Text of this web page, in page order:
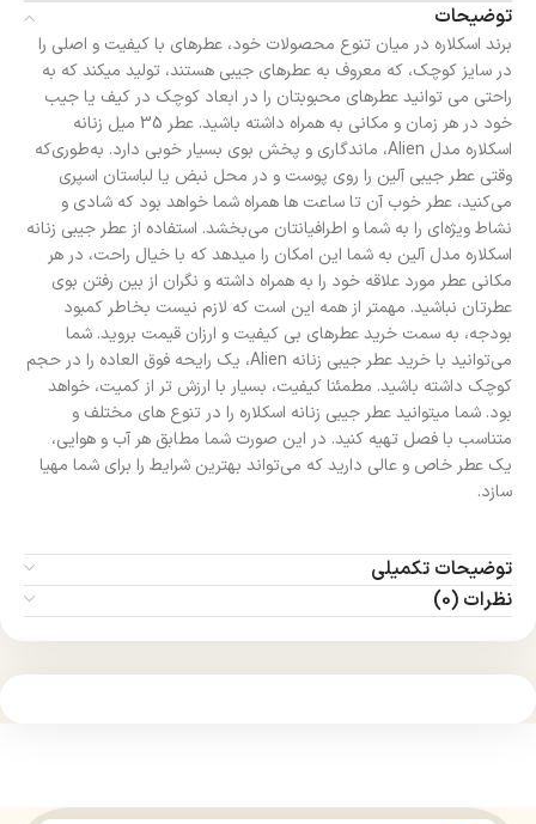
توضیحات
برند اسکلاره در میان تنوع محصولات خود، عطرهای با کیفیت و اصلی را
در سایز کوچک، که معروف به عطرهای جیبی هستند، تولید میکند که به
راحتی می توانید عطرهای محبوبتان را در ابعاد کوچک در کیف یا جیب
خود در هر زمان و مکانی به همراه داشته باشید. عطر 35 میل زنانه
اسکلاره مدل Alien، ماندگاری و پخش بوی بسیار خوبی دارد. به‌طوری‌که
وقتی عطر جیبی آلین را روی پوست و در محل نبض یا لباستان اسپری
می‌کنید، عطر خوب آن تا ساعت ها همراه شما خواهد بود که شادی و
نشاط ویژه‌ای را به شما و اطرافیانتان می‌بخشد. استفاده از عطر جیبی زنانه
اسکلاره مدل آلین به شما این امکان را میدهد که با خیال راحت، در هر
مکانی عطر مورد علاقه خود را به همراه داشته و نگران از بین رفتن بوی
عطرتان نباشید. مهمتر از همه این است که لازم نیست بخاطر کمبود
بودجه، به سمت خرید عطرهای بی کیفیت و ارزان‌ قیمت بروید. شما
می‌توانید با خرید عطر جیبی زنانه Alien، یک رایحه فوق العاده را در حجم
کوچک داشته باشید. مطمئنا کیفیت، بسیار با ارزش تر از کمیت، خواهد
بود. شما میتوانید عطر جیبی زنانه اسکلاره را در تنوع های مختلف و
متناسب با فصل تهیه کنید. در این صورت شما مطابق هر آب و هوایی،
یک عطر خاص و عالی دارید که می‌تواند بهترین شرایط را برای شما مهیا
سازد.
توضیحات تکمیلی
نظرات (0)